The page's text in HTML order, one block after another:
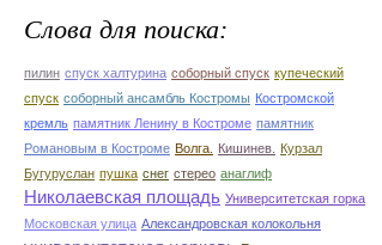
Слова для поиска:
пилин спуск халтурина соборный спуск купеческий
спуск соборный ансамбль Костромы Костромской
кремль памятник Ленину в Костроме памятник
Романовым в Костроме Волга. Кишинев.
Курзал
Бугуруслан пушка снег стерео анаглиф
Николаевская площадь Университетская горка
Московская улица Александровская колокольня